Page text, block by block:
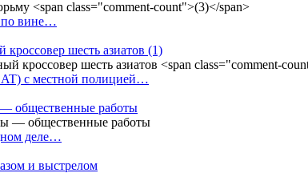
по вине…
шесть азиатов (1)
с местной полицией…
— общественные работы
деле…
и выстрелом